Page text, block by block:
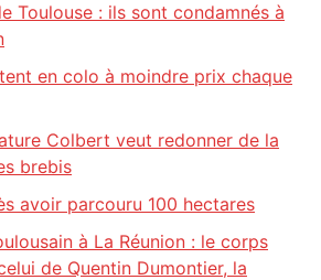
Toulouse : ils sont condamnés à
en colo à moindre prix chaque
Colbert veut redonner de la
brebis
avoir parcouru 100 hectares
à La Réunion : le corps
de Quentin Dumontier, la